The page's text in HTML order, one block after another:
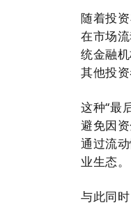
随着投
在市场
统金融
其他投
这种“最
避免因
通过流
业生态。
与此同